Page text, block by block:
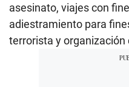
asesinato, viajes con
adiestramiento para
terrorista y organización